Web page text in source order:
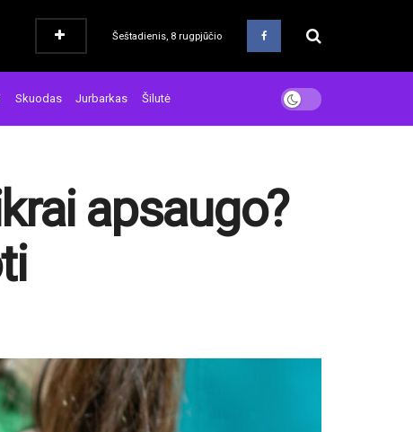
Šeštadienis, 8 rugpjūčio
Skuodas Jurbarkas Šilutė
apsaugo?